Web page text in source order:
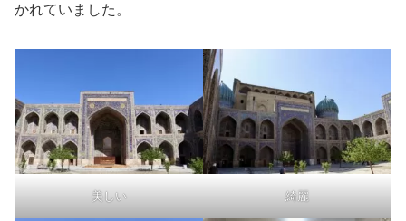
かれていました。
美しい 綺麗